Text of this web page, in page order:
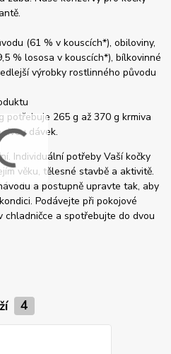
(61 % v kouscích*), obiloviny,
% lososa v kouscích*), bílkovinné
výrobky rostlinného původu
potřebuje 265 g až 370 g krmiva
dvou dávek.
Individuální potřeby Vaší kočky
věku, tělesné stavbě a aktivitě.
a postupně upravte tak, aby
Podávejte při pokojové
a spotřebujte do dvou
4